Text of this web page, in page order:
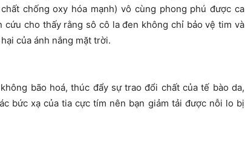
chống oxy hóa mạnh) vô cùng phong phú được ca
cho thấy rằng sô cô la đen không chỉ bảo vệ tim và
của ánh nắng mặt trời.
bão hoá, thúc đẩy sự trao đổi chất của tế bào da,
bức xạ của tia cực tím nên bạn giảm tải được nỗi lo bị